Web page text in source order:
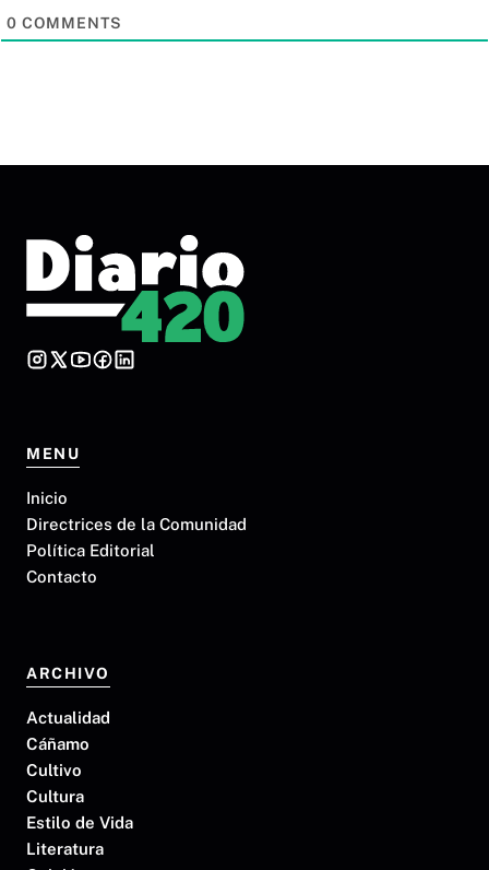
0 COMMENTS
MENU
Inicio
Directrices de la Comunidad
Política Editorial
Contacto
ARCHIVO
Actualidad
Cáñamo
Cultivo
Cultura
Estilo de Vida
Literatura